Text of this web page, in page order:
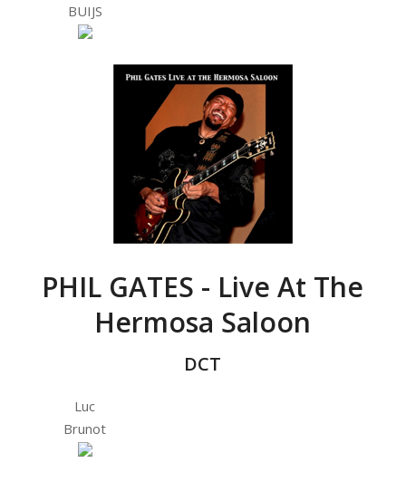
BUIJS
PHIL GATES - Live At The
Hermosa Saloon
DCT
Luc
Brunot